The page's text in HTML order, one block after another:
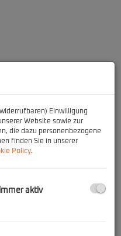
Charme und
Das Anwesen
Einwilligung
Website sowie zur
die dazu personenbezogene
finden Sie in unserer
Policy.
immer aktiv